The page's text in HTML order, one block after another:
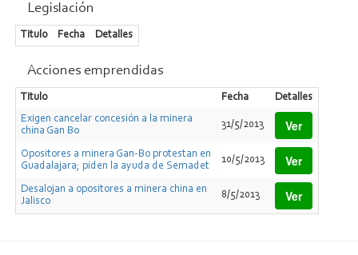
Legislación
Titulo Fecha Detalles
Acciones emprendidas
Titulo Fecha
Detalles
Exigen cancelar concesión a la minera
china Gan Bo
31/5/2013 Ver
Opositores a minera Gan-Bo protestan en
Guadalajara; piden la ayuda de Semadet
10/5/2013 Ver
Desalojan a opositores a minera china en
Jalisco
8/5/2013 Ver